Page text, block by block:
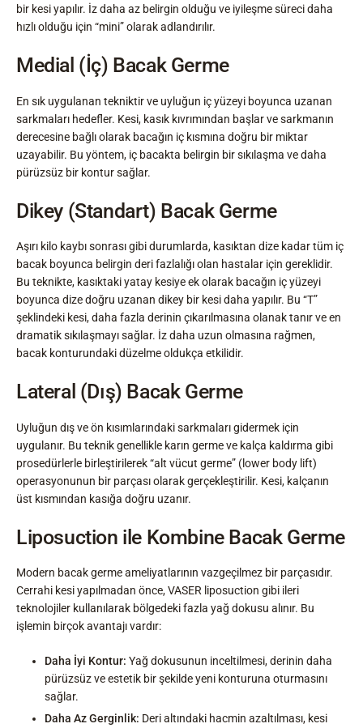
bir kesi yapılır. İz daha az belirgin olduğu ve iyileşme süreci daha
hızlı olduğu için “mini” olarak adlandırılır.
Medial (İç) Bacak Germe
En sık uygulanan tekniktir ve uyluğun iç yüzeyi boyunca uzanan
sarkmaları hedefler. Kesi, kasık kıvrımından başlar ve sarkmanın
derecesine bağlı olarak bacağın iç kısmına doğru bir miktar
uzayabilir. Bu yöntem, iç bacakta belirgin bir sıkılaşma ve daha
pürüzsüz bir kontur sağlar.
Dikey (Standart) Bacak Germe
Aşırı kilo kaybı sonrası gibi durumlarda, kasıktan dize kadar tüm iç
bacak boyunca belirgin deri fazlalığı olan hastalar için gereklidir.
Bu teknikte, kasıktaki yatay kesiye ek olarak bacağın iç yüzeyi
boyunca dize doğru uzanan dikey bir kesi daha yapılır. Bu “T”
şeklindeki kesi, daha fazla derinin çıkarılmasına olanak tanır ve en
dramatik sıkılaşmayı sağlar. İz daha uzun olmasına rağmen,
bacak konturundaki düzelme oldukça etkilidir.
Lateral (Dış) Bacak Germe
Uyluğun dış ve ön kısımlarındaki sarkmaları gidermek için
uygulanır. Bu teknik genellikle karın germe ve kalça kaldırma gibi
prosedürlerle birleştirilerek “alt vücut germe” (lower body lift)
operasyonunun bir parçası olarak gerçekleştirilir. Kesi, kalçanın
üst kısmından kasığa doğru uzanır.
Liposuction ile Kombine Bacak Germe
Modern bacak germe ameliyatlarının vazgeçilmez bir parçasıdır.
Cerrahi kesi yapılmadan önce, VASER liposuction gibi ileri
teknolojiler kullanılarak bölgedeki fazla yağ dokusu alınır. Bu
işlemin birçok avantajı vardır:
Daha İyi Kontur: Yağ dokusunun inceltilmesi, derinin daha
pürüzsüz ve estetik bir şekilde yeni konturuna oturmasını
sağlar.
Daha Az Gerginlik: Deri altındaki hacmin azaltılması, kesi